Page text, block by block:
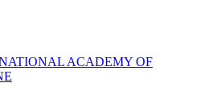
ACADEMY OF